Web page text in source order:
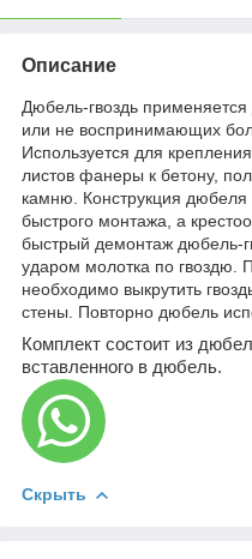
Описание
Дюбель-гвоздь применяется
или не воспринимающих
Используется для
листов фанеры к бетону,
камню. Конструкция дюбеля
быстрого монтажа, а
быстрый демонтаж дюбель-
ударом молотка по гвоздю.
необходимо выкрутить
стены. Повторно дюбель
Комплект состоит из
вставленного в дюбель.
Скрыть